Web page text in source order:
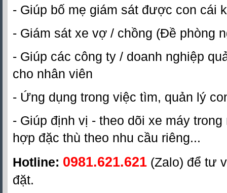
- Giúp bố mẹ giám sát được con cái
- Giám sát xe vợ / chồng (Đề phòng
- Giúp các công ty / doanh nghiệp
cho nhân viên
- Ứng dụng trong việc tìm, quản lý
- Giúp định vị - theo dõi xe máy
hợp đặc thù theo nhu cầu riêng...
Hotline: 0981.621.621 (Zalo) để tư
đặt.